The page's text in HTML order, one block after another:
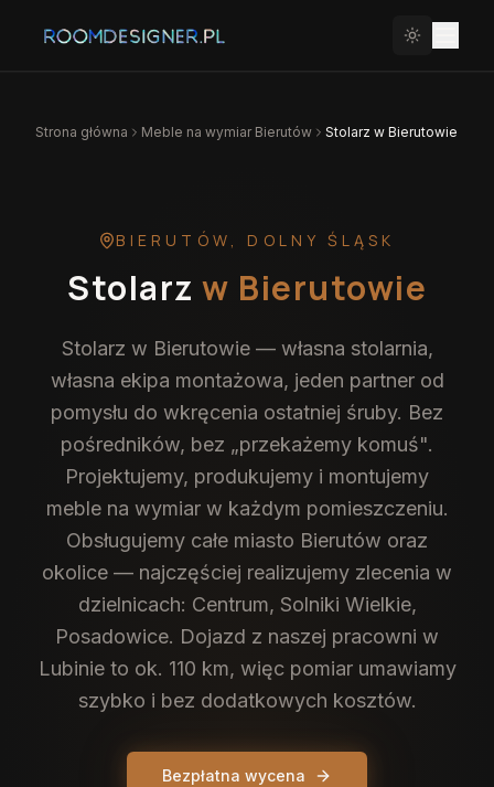
Strona główna Meble na wymiar Bierutów Stolarz w Bierutowie
BIERUTÓW , DOLNY ŚLĄSK
Stolarz w Bierutowie
Stolarz w Bierutowie — własna stolarnia,
własna ekipa montażowa, jeden partner od
pomysłu do wkręcenia ostatniej śruby. Bez
pośredników, bez „przekażemy komuś".
Projektujemy, produkujemy i montujemy
meble na wymiar w każdym pomieszczeniu.
Obsługujemy całe miasto Bierutów oraz
okolice — najczęściej realizujemy zlecenia w
dzielnicach: Centrum, Solniki Wielkie,
Posadowice. Dojazd z naszej pracowni w
Lubinie to ok. 110 km, więc pomiar umawiamy
szybko i bez dodatkowych kosztów.
Bezpłatna wycena